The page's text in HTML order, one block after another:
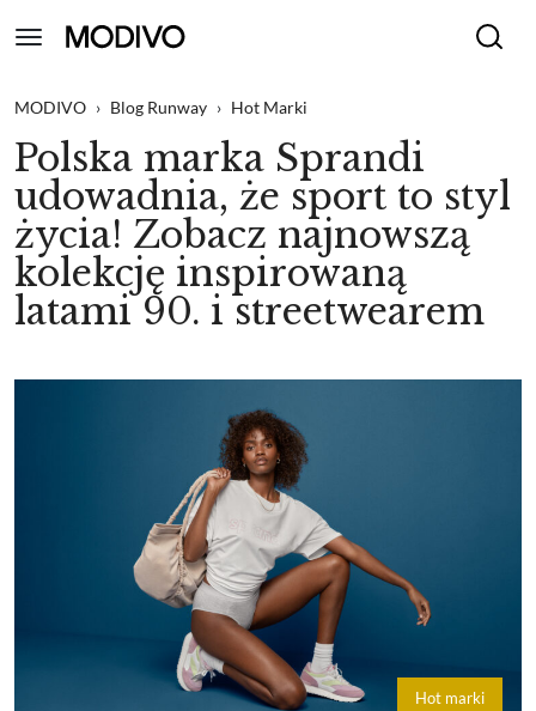
MODIVO › Blog Runway › Hot Marki
Polska marka Sprandi
udowadnia, że sport to styl
życia! Zobacz najnowszą
kolekcję inspirowaną
latami 90. i streetwearem
Hot marki